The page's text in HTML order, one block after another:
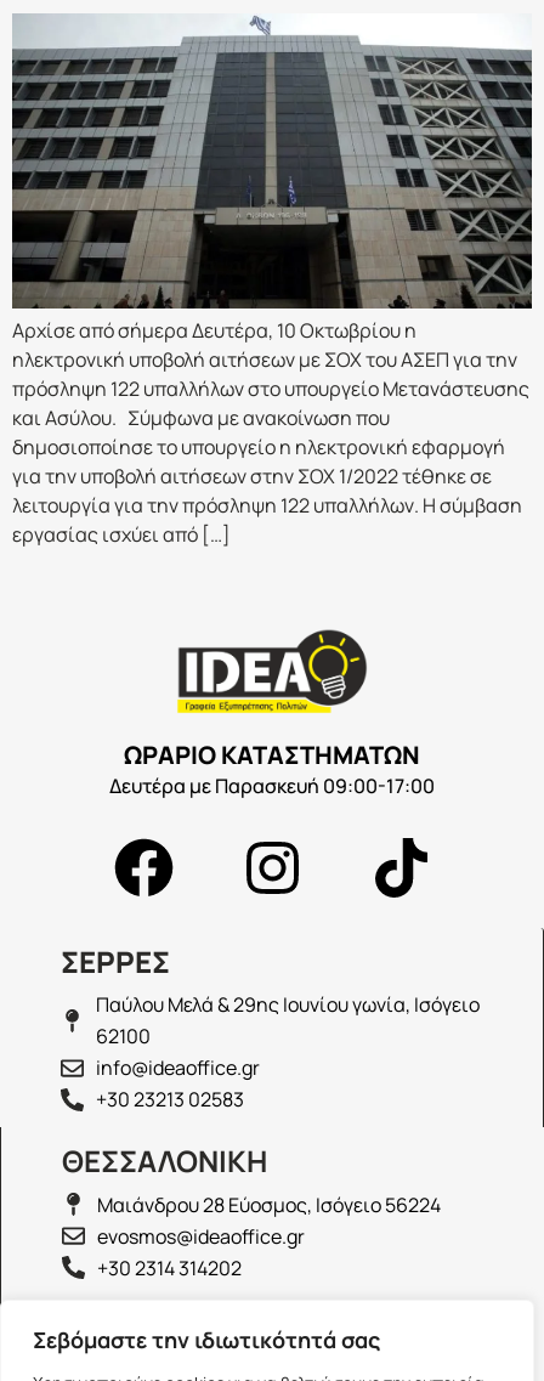
Σεβόμαστε την ιδιωτικότητά σας
Αρχίσε από σήμερα Δευτέρα, 10 Οκτωβρίου η
ηλεκτρονική υποβολή αιτήσεων με ΣΟΧ του ΑΣΕΠ για την
πρόσληψη 122 υπαλλήλων στο υπουργείο Μετανάστευσης
και Ασύλου. Σύμφωνα με ανακοίνωση που
δημοσιοποίησε το υπουργείο η ηλεκτρονική εφαρμογή
για την υποβολή αιτήσεων στην ΣΟΧ 1/2022 τέθηκε σε
λειτουργία για την πρόσληψη 122 υπαλλήλων. Η σύμβαση
εργασίας ισχύει από […]
ΩΡΑΡΙΟ ΚΑΤΑΣΤΗΜΑΤΩΝ
Δευτέρα με Παρασκευή 09:00-17:00
ΣΕΡΡΕΣ
Παύλου Μελά & 29ης Ιουνίου γωνία, Ισόγειο
62100
info@ideaoffice.gr
+30 23213 02583
ΘΕΣΣΑΛΟΝΙΚΗ
Μαιάνδρου 28 Εύοσμος, Ισόγειο 56224
evosmos@ideaoffice.gr
+30 2314 314202
ΙΩΑΝΝΙΝΑ
Γεώργιου Καραϊσκάκη 38, Ισόγειο 45444